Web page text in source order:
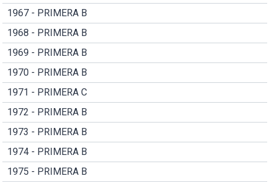
1967 - PRIMERA B
1968 - PRIMERA B
1969 - PRIMERA B
1970 - PRIMERA B
1971 - PRIMERA C
1972 - PRIMERA B
1973 - PRIMERA B
1974 - PRIMERA B
1975 - PRIMERA B